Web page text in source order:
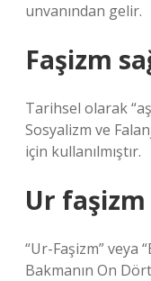
unvanından gelir.
Faşizm
Tarihsel olarak
Sosyalizm ve
için kullanılmıştır.
Ur
“Ur-Faşizm” veya
Bakmanın On